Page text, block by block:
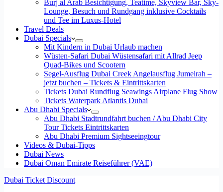
Burj al Arab Besichtigung, Teatime, Skyview Bar, Sky-
Lounge, Besuch und Rundgang inklusive Cocktails
und Tee im Luxus-Hotel
Travel Deals
Dubai Specials
Mit Kindern in Dubai Urlaub machen
Wüsten-Safari Dubai Wüstensafari mit Allrad Jeep
Quad-Bikes und Scootern
Segel-Ausflug Dubai Creek Angelausflug Jumeirah –
jetzt buchen – Tickets & Eintrittskarten
Tickets Dubai Rundflug Seawings Airplane Flug Show
Tickets Waterpark Atlantis Dubai
Abu Dhabi Specials
Abu Dhabi Stadtrundfahrt buchen / Abu Dhabi City
Tour Tickets Eintrittskarten
Abu Dhabi Premium Sightseeingtour
Videos & Dubai-Tipps
Dubai News
Dubai Oman Emirate Reiseführer (VAE)
Dubai Ticket Discount